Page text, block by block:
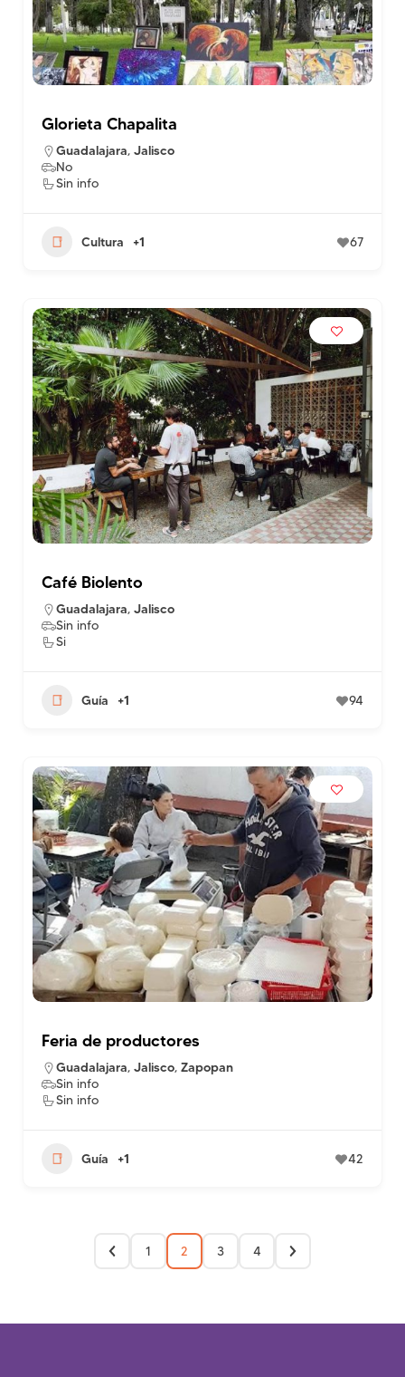
Glorieta Chapalita
Guadalajara, Jalisco
No
Sin info
Cultura +1 67
Café Biolento
Guadalajara, Jalisco
Sin info
Si
Guía +1 94
Feria de productores
Guadalajara, Jalisco, Zapopan
Sin info
Sin info
Guía +1 42
1 2 3 4